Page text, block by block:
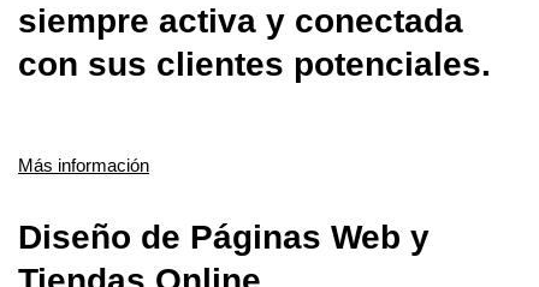
siempre activa y conectada
con sus clientes potenciales.
Más información
Diseño de Páginas Web y